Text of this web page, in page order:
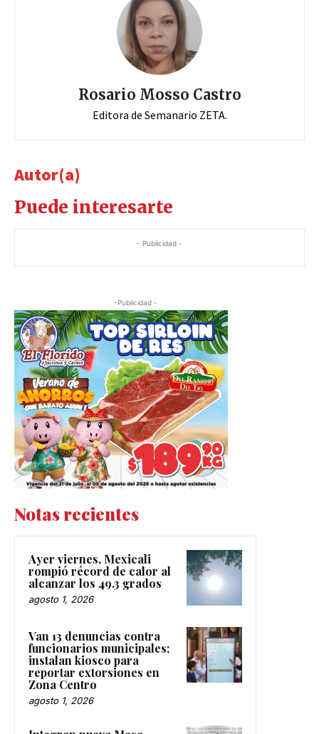
Rosario Mosso Castro
Editora de Semanario ZETA.
Autor(a)
Puede interesarte
- Publicidad -
-Publicidad -
Notas recientes
Ayer viernes, Mexicali
rompió récord de calor al
alcanzar los 49.3 grados
agosto 1, 2026
Van 13 denuncias contra
funcionarios municipales;
instalan kiosco para
reportar extorsiones en
Zona Centro
agosto 1, 2026